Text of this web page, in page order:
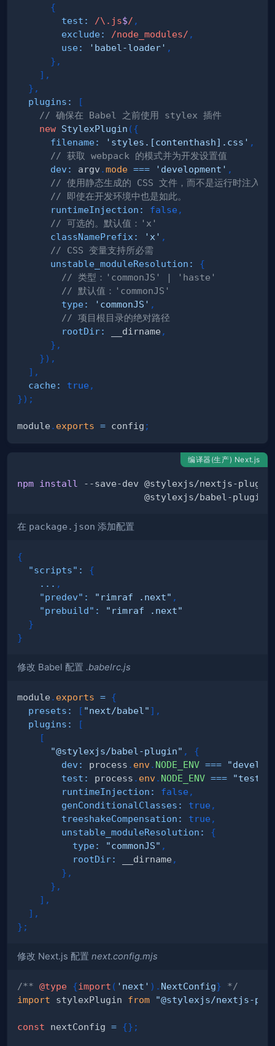
{
test : /\. js$/ ,
exclude: /node_modules/ ,
use: 'babel-loader' ,
} ,
] ,
} ,
plugins :
[
// 确保在 Babel 之前使用 stylex 插件
new StylexPlugin ({
filename: 'styles.[contenthash].css' ,
// 获取 webpack 的模式并为开发设置值
dev : argv .mode === 'development' ,
// 使用静态生成的 CSS 文件，而不是运行时注入的
// 即使在开发环境中也是如此。
runtimeInjection : false ,
// 可选的。默认值：'x'
classNamePrefix : 'x' ,
// CSS 变量支持所必需
unstable_moduleResolution :
{
// 类型：'commonJS' | 'haste'
// 默认值：'commonJS'
type: 'commonJS' ,
// 项目根目录的绝对路径
rootDir: __dirname ,
} ,
}) ,
] ,
cache: true ,
}) ;
module . exports = config ;
编译器(生产) Next.js
npm install --save-dev @stylexjs/nextjs-
在 package.json 添加配置
{
"scripts" :
{
... ,
"predev" : "rimraf .next" ,
"prebuild" :
"rimraf .next"
}
}
修改 Babel 配置 .babelrc.js
module . exports = {
presets : [ "next/babel" ] ,
plugins :
[
[
"@stylexjs/babel-plugin" ,
{
dev : process . env. NODE_ENV ===
test : process . env. NODE_ENV === "test"
runtimeInjection : false ,
genConditionalClasses : true ,
treeshakeCompensation : true ,
unstable_moduleResolution :
{
type: "commonJS" ,
rootDir: __dirname ,
} ,
} ,
] ,
] ,
} ;
修改 Next.js 配置 next.config.mjs
/** @type {import ( 'next' ) . NextConfig} */
import
stylexPlugin from "@stylexjs/nextjs-
const nextConfig = {} ;